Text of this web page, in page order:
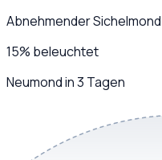
Abnehmender Sichelmond
15% beleuchtet
Neumond in 3 Tagen